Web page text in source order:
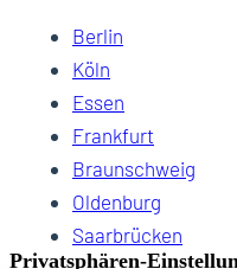
Berlin
Köln
Essen
Frankfurt
Braunschweig
Oldenburg
Saarbrücken